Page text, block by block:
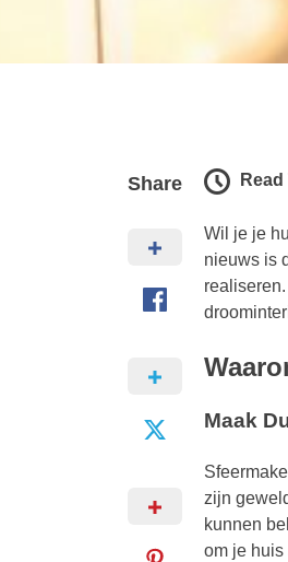
Share
Wil je je
nieuws is
Maak
zijn
kunnen
om je huis